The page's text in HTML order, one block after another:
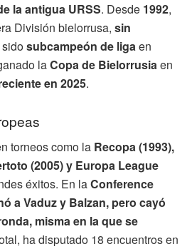
la antigua URSS. Desde 1992,
División bielorrusa, sin
subcampeón de ligaen
laCopa de Bielorrusiaen
en 2025.
torneos como la Recopa (1993),
(2005) y Europa League
éxitos. En laConference
a Vaduz y Balzan, pero cayó
misma en la que se
ha disputado 18 encuentros en